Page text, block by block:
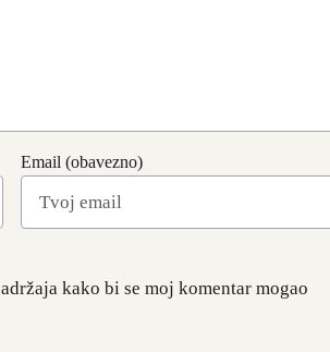
Email (obavezno)
kako bi se moj komentar mogao